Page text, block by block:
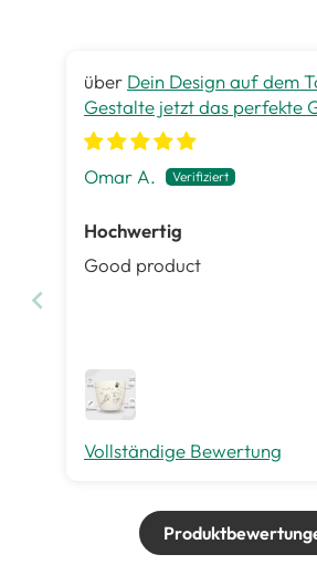
Dein Design auf dem
Gestalte jetzt das perfekte
jedem Anlass
Omar A.
Hochwertig
Good product
Vollständige Bewertung